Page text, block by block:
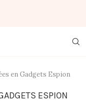
en Gadgets Espion
ESPION